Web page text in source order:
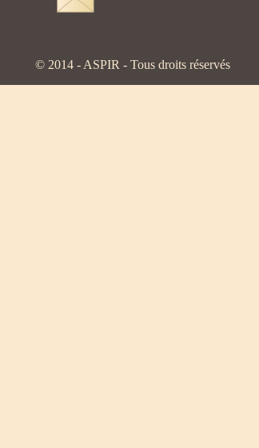
© 2014 - ASPIR - Tous droits réservés